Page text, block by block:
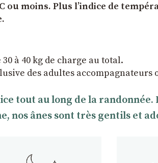
moins. Plus l’indice de
30 à 40 kg de charge au total.
des adultes accompagnateurs
tout au long de la
nos ânes sont très gentils et